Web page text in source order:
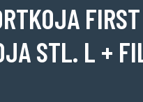
STL. L +